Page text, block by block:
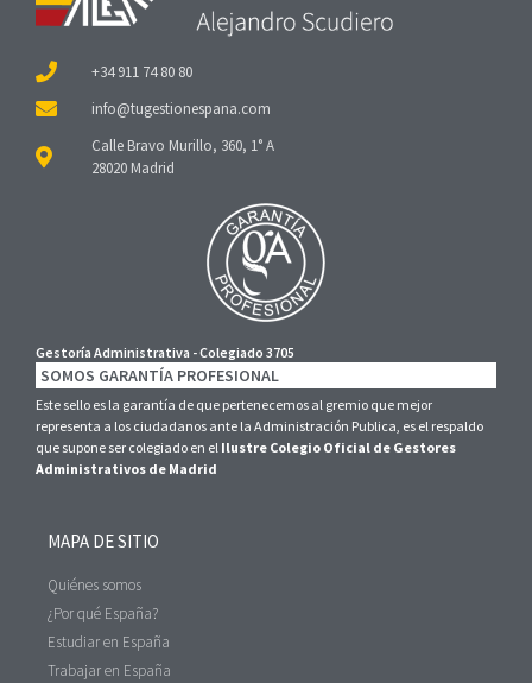
+34 911 74 80 80
Calle Bravo Murillo, 360, 1° A
28020 Madrid
Gestoría Administrativa - Colegiado 3705
SOMOS GARANTÍA PROFESIONAL
Este sello es la garantía de que pertenecemos al gremio que mejor
representa a los ciudadanos ante la Administración Publica, es el respaldo
que supone ser colegiado en el Ilustre Colegio Oficial de Gestores
Administrativos de Madrid
MAPA DE SITIO
Quiénes somos
¿Por qué España?
Estudiar en España
Trabajar en España